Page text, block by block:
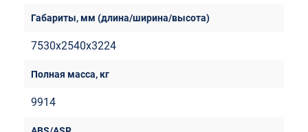
7530х2540х3224
9914